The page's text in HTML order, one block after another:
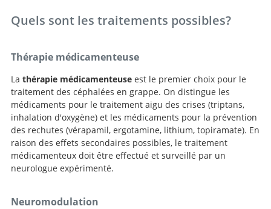
Quels sont les traitements possibles?
Thérapie médicamenteuse
La thérapie médicamenteuseest le premier choix pour le
traitement des céphalées en grappe. On distingue les
médicaments pour le traitement aigu des crises (triptans,
inhalation d'oxygène) et les médicaments pour la prévention
des rechutes (vérapamil, ergotamine, lithium, topiramate). En
raison des effets secondaires possibles, le traitement
médicamenteux doit être effectué et surveillé par un
neurologue expérimenté.
Neuromodulation